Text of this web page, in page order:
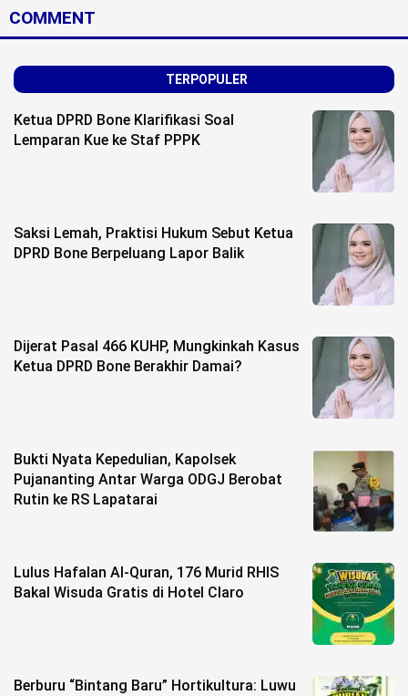
COMMENT
TERPOPULER
Ketua DPRD Bone Klarifikasi Soal
Lemparan Kue ke Staf PPPK
Saksi Lemah, Praktisi Hukum Sebut Ketua
DPRD Bone Berpeluang Lapor Balik
Dijerat Pasal 466 KUHP, Mungkinkah Kasus
Ketua DPRD Bone Berakhir Damai?
Bukti Nyata Kepedulian, Kapolsek
Pujananting Antar Warga ODGJ Berobat
Rutin ke RS Lapatarai
Lulus Hafalan Al-Quran, 176 Murid RHIS
Bakal Wisuda Gratis di Hotel Claro
Berburu “Bintang Baru” Hortikultura: Luwu